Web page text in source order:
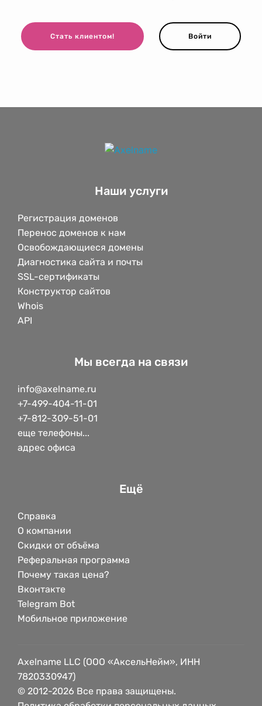
Стать клиентом! Войти
Наши услуги
Регистрация доменов
Перенос доменов к нам
Освобождающиеся домены
Диагностика сайта и почты
SSL-сертификаты
Конструктор сайтов
Whois
API
Мы всегда на связи
info@axelname.ru
+7-499-404-11-01
+7-812-309-51-01
еще телефоны...
адрес офиса
Ещё
Справка
О компании
Скидки от объёма
Реферальная программа
Почему такая цена?
Вконтакте
Telegram Bot
Мобильное приложение
Axelname LLC (ООО «АксельНейм», ИНН
7820330947)
© 2012-2026 Все права защищены.